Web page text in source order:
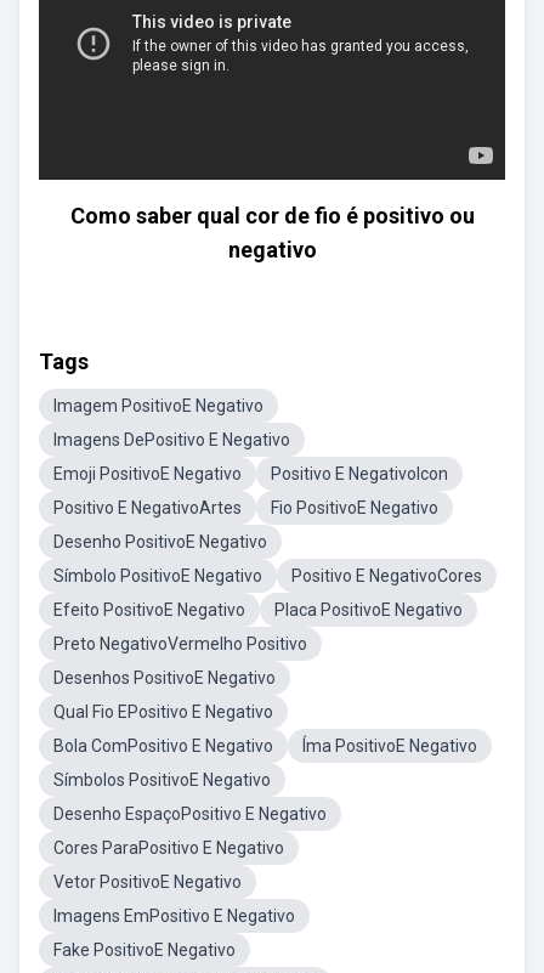
Como saber qual cor de fio é positivo ou
negativo
Tags
Imagem PositivoE Negativo
Imagens DePositivo E Negativo
Emoji PositivoE Negativo
Positivo E NegativoIcon
Positivo E NegativoArtes
Fio PositivoE Negativo
Desenho PositivoE Negativo
Símbolo PositivoE Negativo
Positivo E NegativoCores
Efeito PositivoE Negativo
Placa PositivoE Negativo
Preto NegativoVermelho Positivo
Desenhos PositivoE Negativo
Qual Fio EPositivo E Negativo
Bola ComPositivo E Negativo
Íma PositivoE Negativo
Símbolos PositivoE Negativo
Desenho EspaçoPositivo E Negativo
Cores ParaPositivo E Negativo
Vetor PositivoE Negativo
Imagens EmPositivo E Negativo
Fake PositivoE Negativo